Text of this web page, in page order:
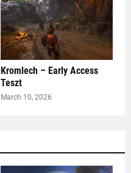
Kromlech – Early Access
Teszt
March 10, 2026